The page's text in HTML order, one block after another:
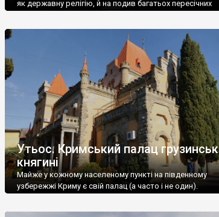
як державну релігію, й на подив багатьох пересічних
Утьос. Кримський палац
княгині
Майже у кожному населеному пункті на південному
узбережжі Криму є свій палац (а часто і не один).